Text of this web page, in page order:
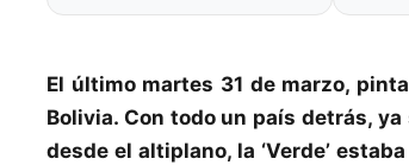
El último martes 31 de marzo,
Bolivia. Con todo un país detrás,
desde el altiplano, la ‘Verde’